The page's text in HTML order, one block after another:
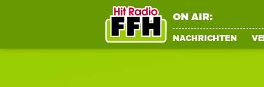
ON AIR:
NACHRICHTEN